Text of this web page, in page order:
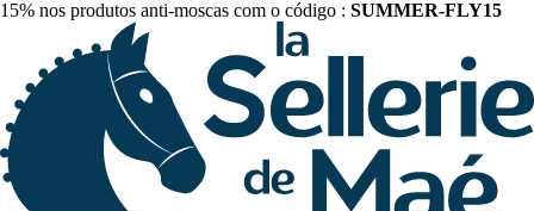
15% nos produtos anti-moscas com o código : SUMMER-FLY15